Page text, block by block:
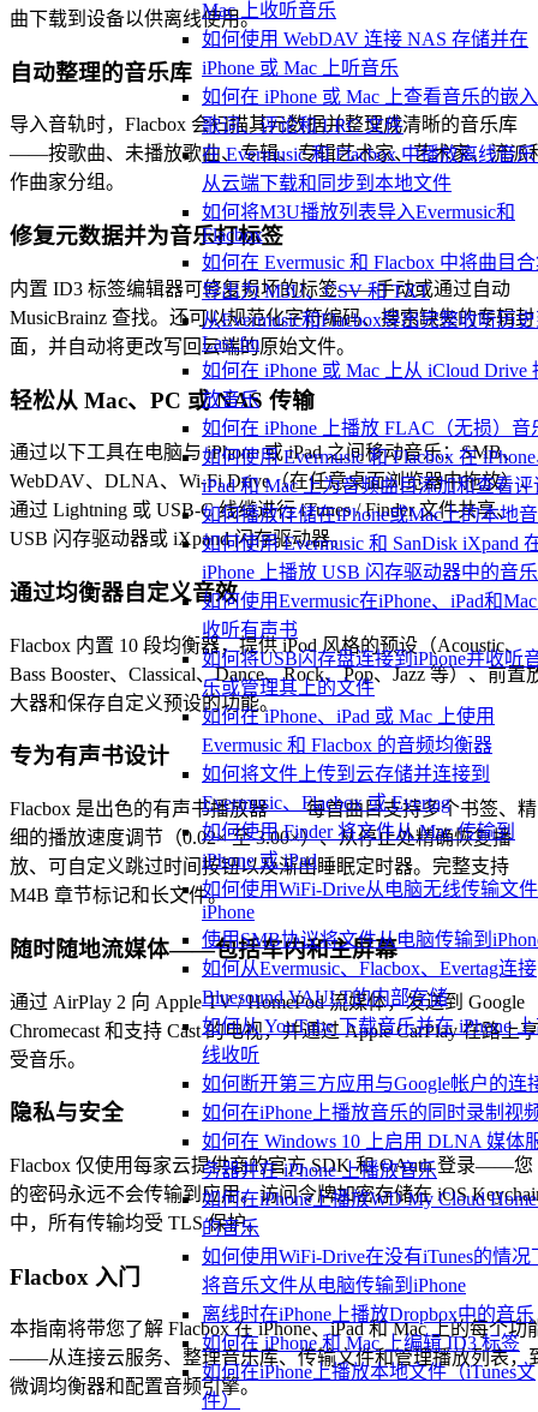
Mac 上收听音乐
如何使用 WebDAV 连接 NAS 存储并在
iPhone 或 Mac 上听音乐
如何在 iPhone 或 Mac 上查看音乐的嵌
歌词、评论和 LRC 文件
在 Evermusic 和 Flacbox 中播放离线音
从云端下载和同步到本地文件
如何将M3U播放列表导入Evermusic和
Flacbox
如何在 Evermusic 和 Flacbox 中将曲目
导出为 M3U、CSV 和 TXT
从Evermusic和Flacbox导出完整收听历
Last.fm
如何在 iPhone 或 Mac 上从 iCloud Drive
放音乐
如何在 iPhone 上播放 FLAC（无损）音
如何使用 Evermusic 和 Flacbox 在
iPad 和 Mac 上为音频曲目添加和查看评
如何播放存储在iPhone或Mac上的本地
如何使用 Evermusic 和 SanDisk iXpand
iPhone 上播放 USB 闪存驱动器中的音乐
如何使用Evermusic在iPhone、iPad和
收听有声书
如何将USB闪存盘连接到iPhone并收听
乐或管理其上的文件
如何在 iPhone、iPad 或 Mac 上使用
Evermusic 和 Flacbox 的音频均衡器
如何将文件上传到云存储并连接到
Evermusic、Flacbox 或 Evertag
如何使用 Finder 将文件从 Mac 传输到
iPhone 或 iPad
如何使用WiFi-Drive从电脑无线传输文
iPhone
使用SMB协议将文件从电脑传输到
如何从Evermusic、Flacbox、Evertag连接
Bluesound VAULT的内部存储
如何从 YouTube 下载音乐并在 iPhone
线收听
如何断开第三方应用与Google帐户的连
如何在iPhone上播放音乐的同时录制视
如何在 Windows 10 上启用 DLNA 媒体
务器并在 iPhone 上播放音乐
如何在iPhone上播放WD My Cloud
的音乐
如何使用WiFi-Drive在没有iTunes的情况
将音乐文件从电脑传输到iPhone
离线时在iPhone上播放Dropbox中的音乐
如何在 iPhone 和 Mac 上编辑 ID3 标签
如何在iPhone上播放本地文件（iTunes文
件）
曲下载到设备以供离线使用。
自动整理的音乐库
导入音轨时，Flacbox 会扫描其元数据并整理成清晰的音乐库
——按歌曲、未播放歌曲、专辑、专辑艺术家、艺术家、流派
作曲家分组。
修复元数据并为音乐打标签
内置 ID3 标签编辑器可修复损坏的标签——手动或通过自动
MusicBrainz 查找。还可以规范化字符编码、搜索缺失的专辑封
面，并自动将更改写回云端的原始文件。
轻松从 Mac、PC 或 NAS 传输
通过以下工具在电脑与 iPhone 或 iPad 之间移动音乐：SMB、
WebDAV、DLNA、Wi-Fi Drive（在任意桌面浏览器中拖放）、
通过 Lightning 或 USB-C 线缆进行 iTunes / Finder 文件共享、
USB 闪存驱动器或 iXpand 闪存驱动器。
通过均衡器自定义音效
Flacbox 内置 10 段均衡器，提供 iPod 风格的预设（Acoustic、
Bass Booster、Classical、Dance、Rock、Pop、Jazz 等）、前置
大器和保存自定义预设的功能。
专为有声书设计
Flacbox 是出色的有声书播放器——每首曲目支持多个书签、精
细的播放速度调节（0.02× 至 3.00×）、从停止处精确恢复播
放、可自定义跳过时间按钮以及渐出睡眠定时器。完整支持
M4B 章节标记和长文件。
随时随地流媒体——包括车内和主屏幕
通过 AirPlay 2 向 Apple TV / HomePod 流媒体，发送到 Google
Chromecast 和支持 Cast 的电视，并通过 Apple CarPlay 在路上享
受音乐。
隐私与安全
Flacbox 仅使用每家云提供商的官方 SDK 和 OAuth 登录——您
的密码永远不会传输到应用。访问令牌加密存储在 iOS
中，所有传输均受 TLS 保护。
Flacbox 入门
本指南将带您了解 Flacbox 在 iPhone、iPad 和 Mac 上的每个功
——从连接云服务、整理音乐库、传输文件和管理播放列表，
微调均衡器和配置音频引擎。